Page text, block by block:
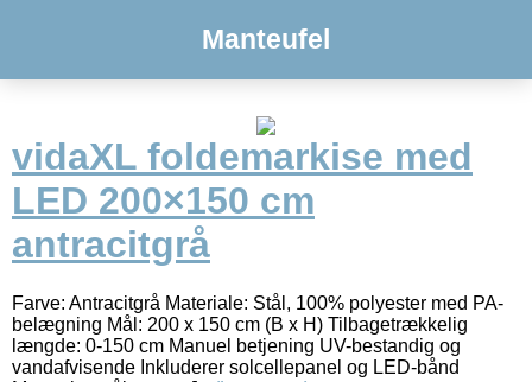
Manteufel
vidaXL foldemarkise med
LED 200×150 cm
antracitgrå
Farve: Antracitgrå Materiale: Stål, 100% polyester med PA-
belægning Mål: 200 x 150 cm (B x H) Tilbagetrækkelig
længde: 0-150 cm Manuel betjening UV-bestandig og
vandafvisende Inkluderer solcellepanel og LED-bånd